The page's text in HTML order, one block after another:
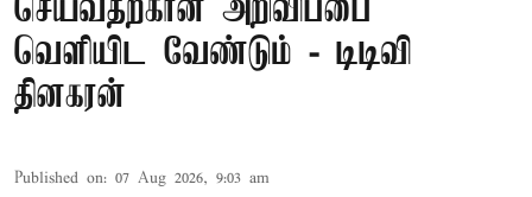
செய்வதற்கான அறிவிப்பை
வெளியிட வேண்டும் - டிடிவி
தினகரன்
Published on: 07 Aug 2026, 9:03 am